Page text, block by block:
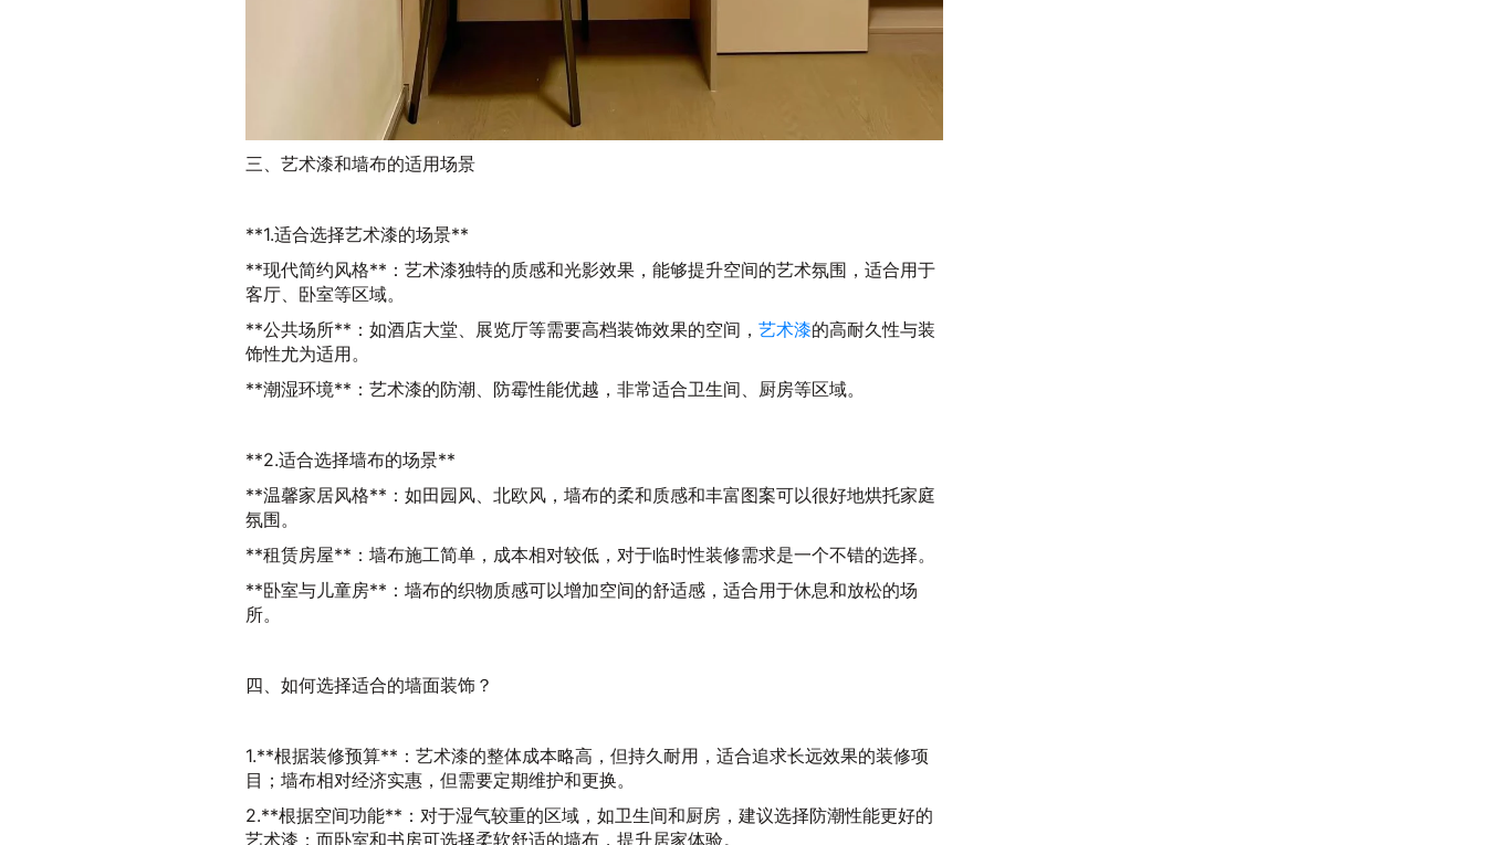
三、艺术漆和墙布的适用场景
**1.适合选择艺术漆的场景**
**现代简约风格**：艺术漆独特的质感和光影效果，能够提升空间的艺术氛围，适合用于
客厅、卧室等区域。
**公共场所**：如酒店大堂、展览厅等需要高档装饰效果的空间， 艺术漆的高耐久性与装
饰性尤为适用。
**潮湿环境**：艺术漆的防潮、防霉性能优越，非常适合卫生间、厨房等区域。
**2.适合选择墙布的场景**
**温馨家居风格**：如田园风、北欧风，墙布的柔和质感和丰富图案可以很好地烘托家庭
氛围。
**租赁房屋**：墙布施工简单，成本相对较低，对于临时性装修需求是一个不错的选择。
**卧室与儿童房**：墙布的织物质感可以增加空间的舒适感，适合用于休息和放松的场
所。
四、如何选择适合的墙面装饰？
1.**根据装修预算**：艺术漆的整体成本略高，但持久耐用，适合追求长远效果的装修项
目；墙布相对经济实惠，但需要定期维护和更换。
2.**根据空间功能**：对于湿气较重的区域，如卫生间和厨房，建议选择防潮性能更好的
艺术漆；而卧室和书房可选择柔软舒适的墙布，提升居家体验。